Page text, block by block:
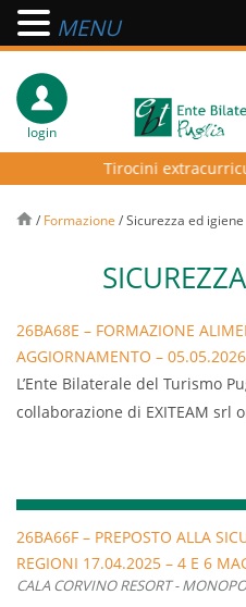
login
Tirocini
/ Formazione /Sicurezza ed igiene
26BA68E – FORMAZIONE
AGGIORNAMENTO –
L’Ente Bilaterale del Turismo
collaborazione di EXITEAM srl
formazione per il personale
designato le conoscenze
Svolgimento del Corso:
La durata del corso è di 4 ore
26BA66F – PREPOSTO ALLA
REGIONI 17.04.2025 – 4 E 6
CALA CORVINO RESORT -
MENU